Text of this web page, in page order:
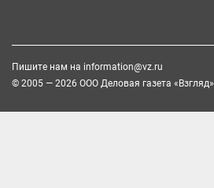
Пишите нам на information@vz.ru
© 2005 — 2026 ООО Деловая газета «Взгляд»